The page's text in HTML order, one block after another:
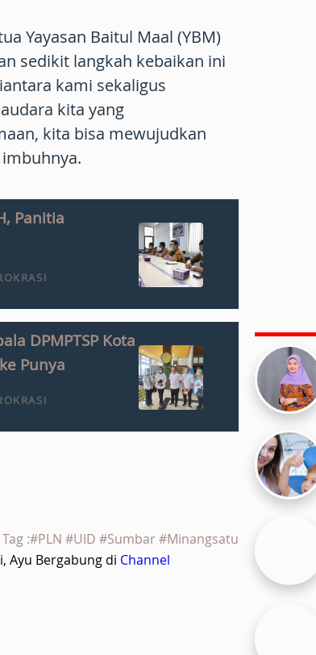
Yayasan Baitul Maal (YBM)
sedikit langkah kebaikan ini
kami sekaligus
kita yang
kita bisa mewujudkan
Panitia
DPMPTSP Kota
Punya
Tag :#PLN #UID #Sumbar #Minangsatu
Ayu Bergabung di Channel